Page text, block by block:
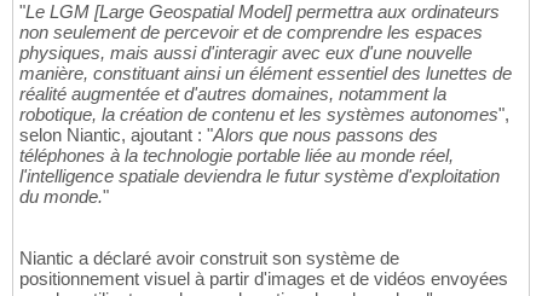
"Le LGM [Large Geospatial Model] permettra aux ordinateurs
non seulement de percevoir et de comprendre les espaces
physiques, mais aussi d'interagir avec eux d'une nouvelle
manière, constituant ainsi un élément essentiel des lunettes de
réalité augmentée et d'autres domaines, notamment la
robotique, la création de contenu et les systèmes autonomes",
selon Niantic, ajoutant : "Alors que nous passons des
téléphones à la technologie portable liée au monde réel,
l'intelligence spatiale deviendra le futur système d'exploitation
du monde."
Niantic a déclaré avoir construit son système de
positionnement visuel à partir d'images et de vidéos envoyées